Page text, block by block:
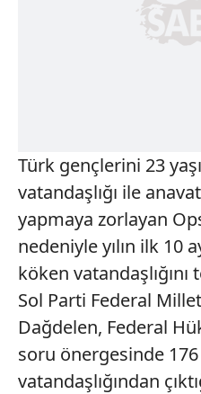
Türk gençlerini 23
vatandaşlığı ile
yapmaya zorlayan
nedeniyle yılın ilk 10
köken vatandaşlığını
Sol Parti Federal
Dağdelen, Federal
soru önergesinde
vatandaşlığından